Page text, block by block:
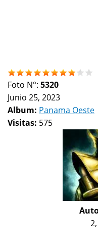
Foto N°: 5320
Junio 25, 2023
Album: Panama Oeste
Visitas: 575